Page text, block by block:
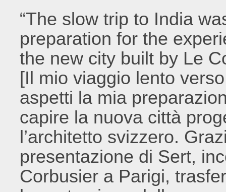
“The slow trip to India
preparation for the
the new city built by Le
[Il mio viaggio lento
aspetti la mia
capire la nuova città
l’architetto svizzero.
presentazione di Sert,
Corbusier a Parigi,